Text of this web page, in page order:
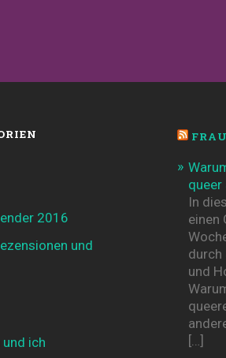
2016
und
ich
queer
In
einen
durch
und
[…]